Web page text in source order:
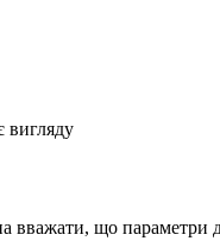
вигляду
вважати, що параметри